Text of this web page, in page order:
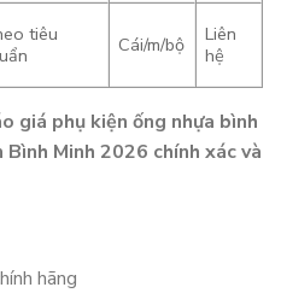
tiêu
Cái/m/bộ
Liên
hệ
giá phụ kiện ống nhựa bình
Minh 2026 chính xác và
hãng